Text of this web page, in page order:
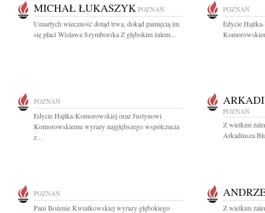
MICHAŁ ŁUKASZYK POZNAŃ
Umarłych wieczność dotąd trwa, dokąd pamięcią im
się płaci Wisława Szymborska Z głębokim żalem...
POZNAŃ
Edycie
POZNAŃ
Edycie Hajtka-Komorowskiej oraz Justynowi
Komorowskiemu wyrazy najgłębszego współczucia
z...
POZNAŃ
Z wielkim
Arkadiusza
POZNAŃ
Pani Bożenie Kwiatkowskiej wyrazy głębokiego
Z wielkim